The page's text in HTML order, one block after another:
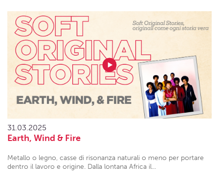
31.03.2025
Earth, Wind & Fire
Metallo o legno, casse di risonanza naturali o meno per portare
dentro il lavoro e origine. Dalla lontana Africa il...